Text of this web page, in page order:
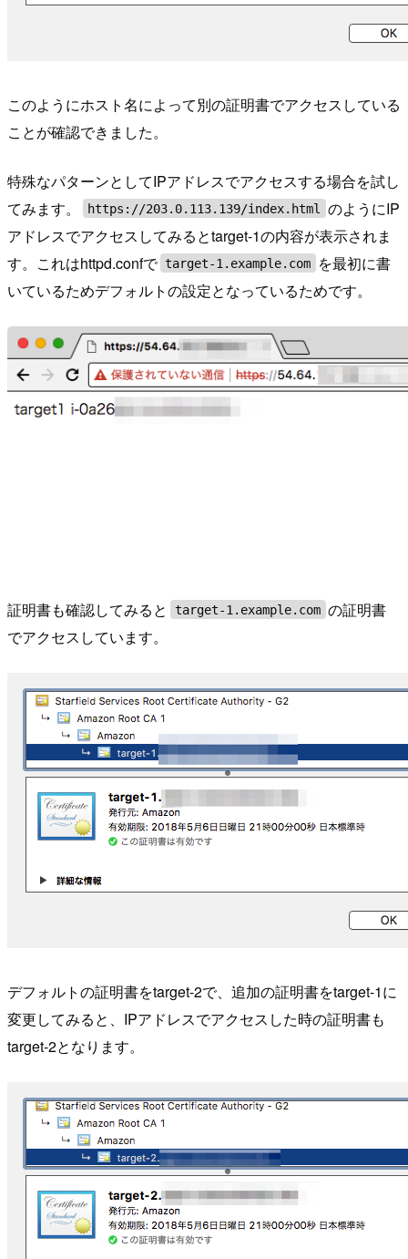
このようにホスト名によって別の証明書でアクセスしている
ことが確認できました。
特殊なパターンとしてIPアドレスでアクセスする場合を試し
てみます。
https://203.0.113.139/index.html
のようにIP
アドレスでアクセスしてみるとtarget-1の内容が表示されま
す。これはhttpd.confで target-1.example.com
を最初に書
いているためデフォルトの設定となっているためです。
証明書も確認してみると target-1.example.com の証明書
でアクセスしています。
デフォルトの証明書をtarget-2で、追加の証明書をtarget-1に
変更してみると、IPアドレスでアクセスした時の証明書も
target-2となります。